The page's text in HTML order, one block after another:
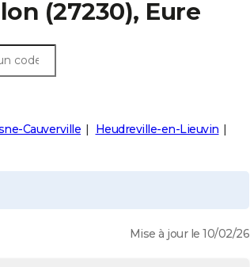
(27230), Eure
Cauverville
Heudreville-en-Lieuvin
Mise à jour le 10/02/26